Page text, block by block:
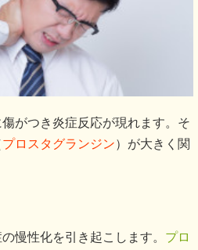
がつき炎症反応が現れます。そ
プロスタグランジン）が大きく関
慢性化を引き起こします。 プロ